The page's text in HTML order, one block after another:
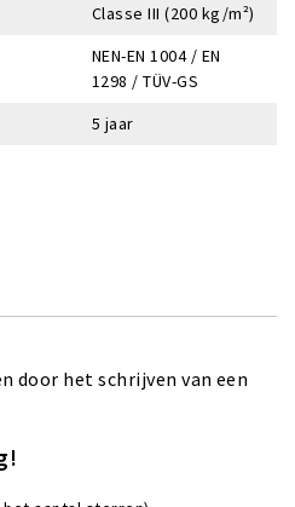
Classe III (200 kg/m²)
NEN-EN 1004 / EN
1298 / TÜV-GS
5 jaar
door het schrijven van een